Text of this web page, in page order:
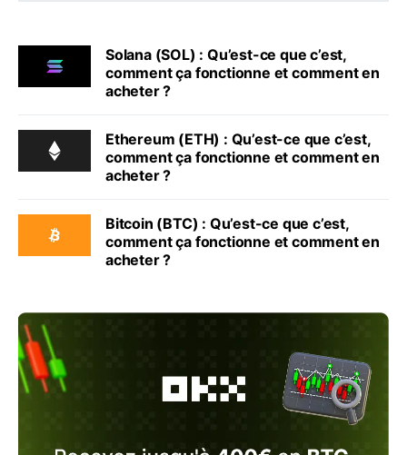
Solana (SOL) : Qu’est-ce que c’est,
comment ça fonctionne et comment en
acheter ?
Ethereum (ETH) : Qu’est-ce que c’est,
comment ça fonctionne et comment en
acheter ?
Bitcoin (BTC) : Qu’est-ce que c’est,
comment ça fonctionne et comment en
acheter ?